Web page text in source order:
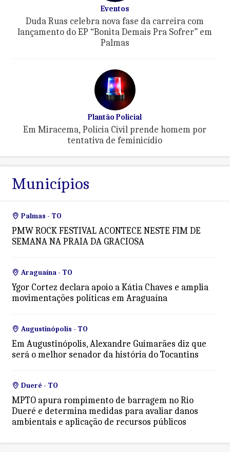
Eventos
Duda Ruas celebra nova fase da carreira com
lançamento do EP “Bonita Demais Pra Sofrer” em
Palmas
Plantão Policial
Em Miracema, Polícia Civil prende homem por
tentativa de feminicídio
Municípios
Palmas - TO
PMW ROCK FESTIVAL ACONTECE NESTE FIM DE
SEMANA NA PRAIA DA GRACIOSA
Araguaína - TO
Ygor Cortez declara apoio a Kátia Chaves e amplia
movimentações políticas em Araguaína
Augustinópolis - TO
Em Augustinópolis, Alexandre Guimarães diz que
será o melhor senador da história do Tocantins
Dueré - TO
MPTO apura rompimento de barragem no Rio
Dueré e determina medidas para avaliar danos
ambientais e aplicação de recursos públicos